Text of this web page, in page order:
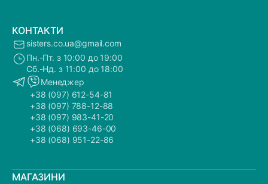
КОНТАКТИ
sisters.co.ua@gmail.com
Пн.-Пт. з 10:00 до 19:00
Сб.-Нд. з 11:00 до 18:00
Менеджер
+38 (097) 612-54-81
+38 (097) 788-12-88
+38 (097) 983-41-20
+38 (068) 693-46-00
+38 (068) 951-22-86
МАГАЗИНИ